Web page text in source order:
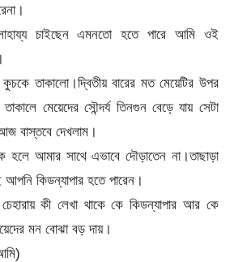
চাইছেন এমনতো হতে পারে আমি ওই
তাকালো।দ্বিতীয় বারের মত মেয়েটির উপর
মেয়েদের সৌন্দর্য তিনগুন বেড়ে যায় সেটা
বাস্তবে দেখলাম।
আমার সাথে এভাবে দৌড়াতেন না।তাছাড়া
আপনি কিডন্যাপার হতে পারেন।
কী লেখা থাকে কে কিডন্যাপার আর কে
মন বোঝা বড় দায়।